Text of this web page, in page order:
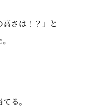
高さは！？」と
る。